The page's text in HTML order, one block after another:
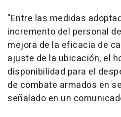
"Entre las medidas
incremento del personal
mejora de la eficacia de
ajuste de la ubicación, el
disponibilidad para el
de combate armados en
señalado en un